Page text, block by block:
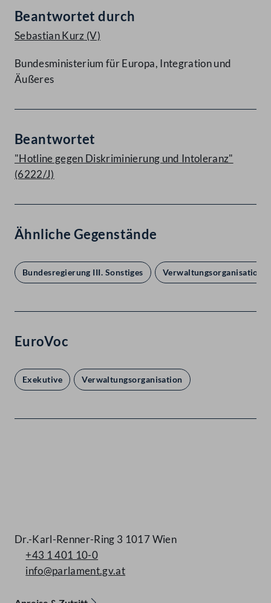
Beantwortet durch
Sebastian Kurz (V)
Bundesministerium für Europa, Integration und
Äußeres
Beantwortet
"Hotline gegen Diskriminierung und Intoleranz"
(6222/J)
Ähnliche Gegenstände
Bundesregierung III. Sonstiges Verwaltungsorganisation
EuroVoc
Exekutive Verwaltungsorganisation
Dr.-Karl-Renner-Ring 3 1017 Wien
+43 1 401 10-0
info@parlament.gv.at